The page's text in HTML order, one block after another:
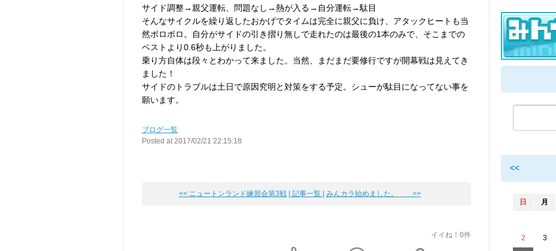
サイド調整→親父運転、問題なし→熱が入る→自分運転→駄目
そんなサイクルを繰り返したおかげでタイムは完全に親父に負け、アタックヒートも当
然ボロボロ。自分がサイドの引き摺り無しで走れたのは最後の1本のみで、そこまでの
ベストより0.6秒も上がりました。
乗り方自体は段々とわかって来ました。当然、まだまだ要修行ですが開幕戦は見えてき
ました！
サイドのトラブルは土日で原因究明と対策をする予定。シューが駄目になってない事を
願います。
ブログ一覧
Posted at 2017/02/21 22:15:18
<< ニュートンランド練習会第3戦 | 記事一覧 | みんカラ始めました。 >>
イイね！0件
<<
日 月
2 3